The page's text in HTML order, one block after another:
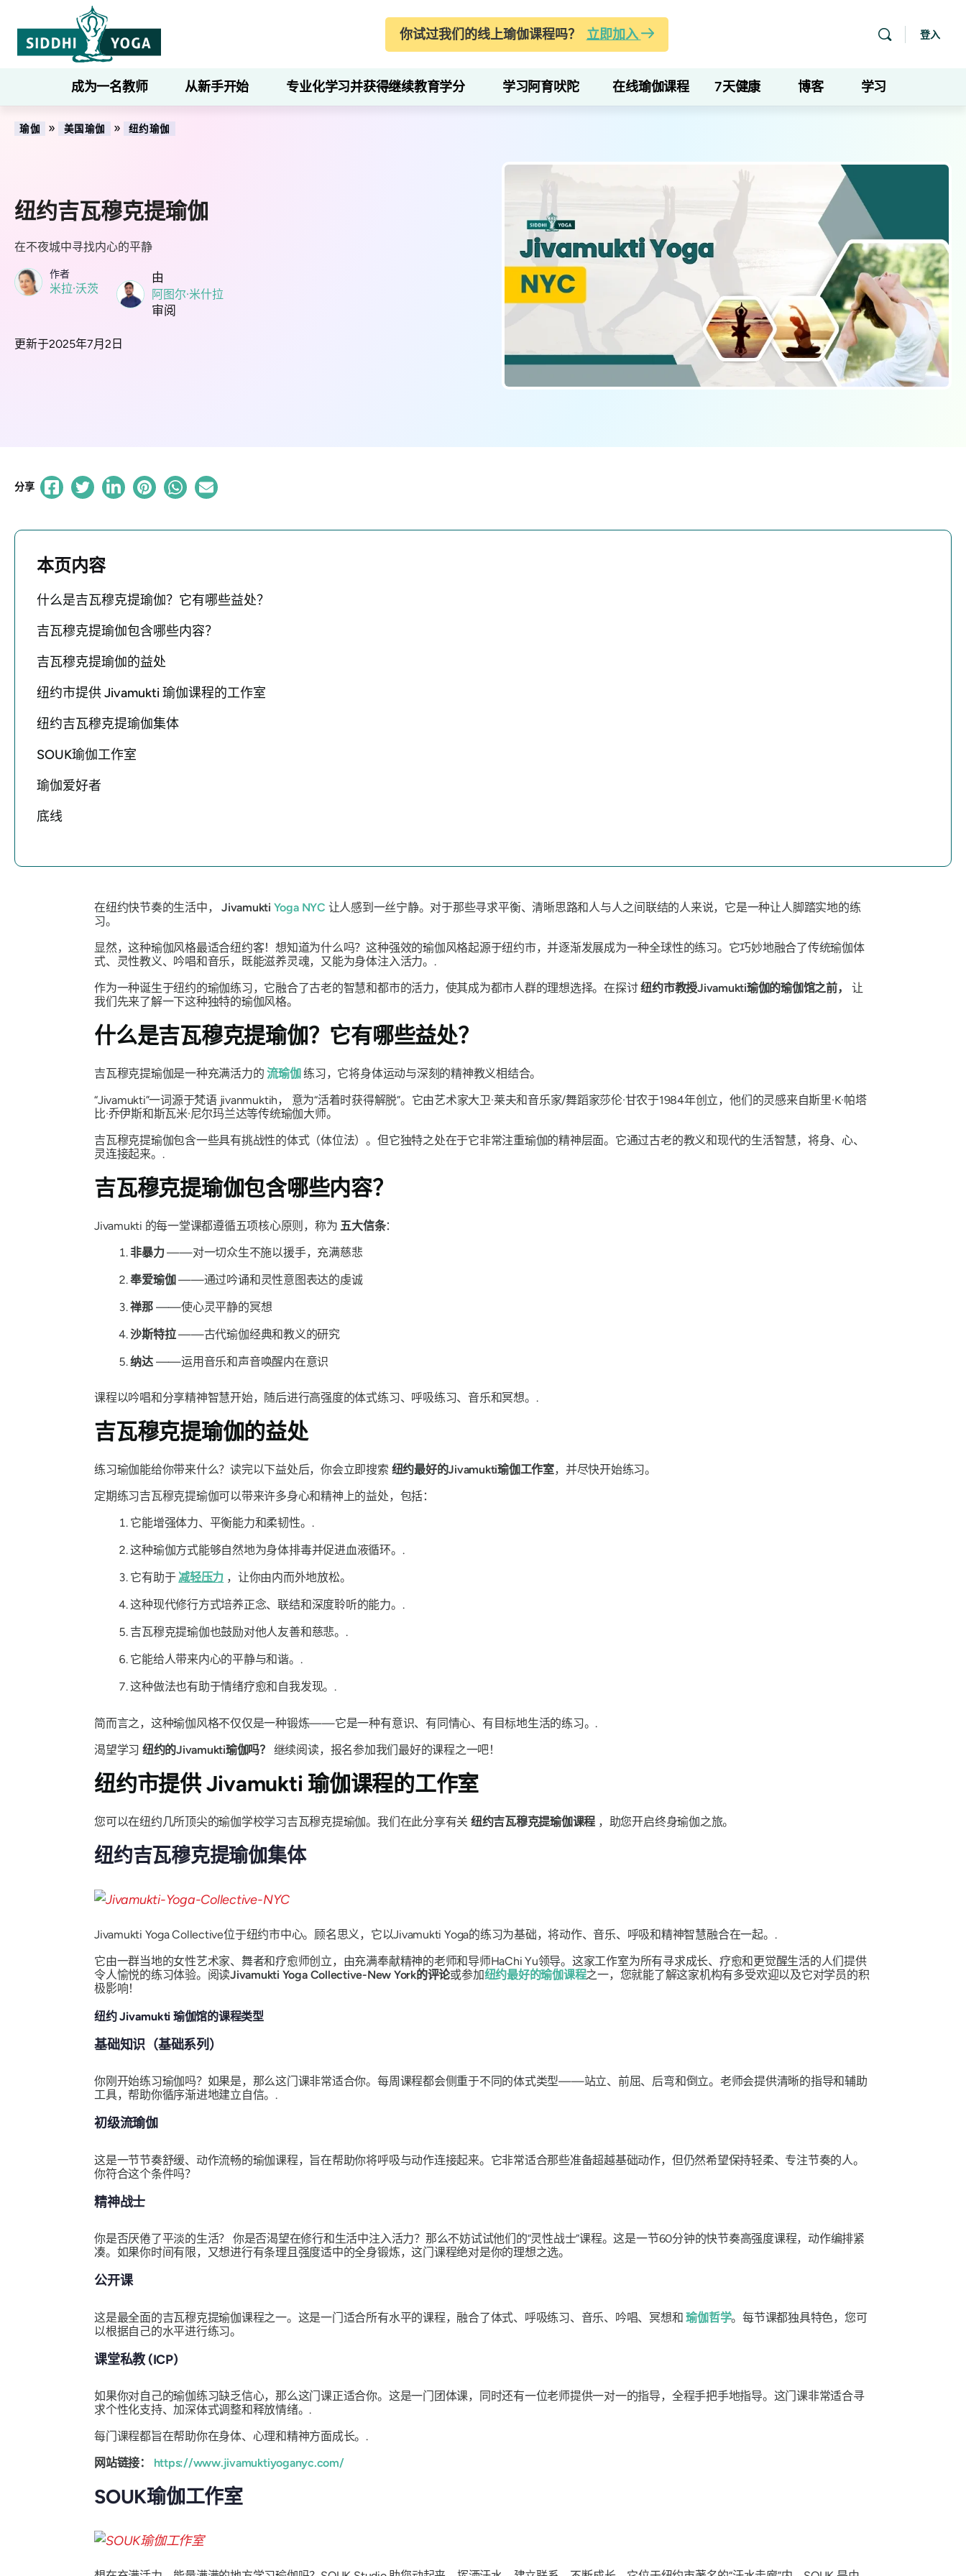
你试过我们的线上瑜伽课程吗？ 立即加入 登入
成为一名教师 从新手开始 专业化学习并获得继续教育学分 学习阿育吠陀 在线瑜伽课程 7天健康 博客 学习
瑜伽 » 美国瑜伽 » 纽约瑜伽
纽约吉瓦穆克提瑜伽
在不夜城中寻找内心的平静
作者
米拉·沃茨
由
阿图尔·米什拉
审阅
更新于2025年7月2日
分享
本页内容
什么是吉瓦穆克提瑜伽？它有哪些益处？
吉瓦穆克提瑜伽包含哪些内容？
吉瓦穆克提瑜伽的益处
纽约市提供 Jivamukti 瑜伽课程的工作室
纽约吉瓦穆克提瑜伽集体
SOUK瑜伽工作室
瑜伽爱好者
底线
在纽约快节奏的生活中，Jivamukti Yoga NYC 让人感到一丝宁静。对于那些寻求平衡、清晰思路和人与人之间联结的人来说，它是一种让人脚踏实地的练
习。
显然，这种瑜伽风格最适合纽约客！想知道为什么吗？这种强效的瑜伽风格起源于纽约市，并逐渐发展成为一种全球性的练习。它巧妙地融合了传统瑜伽体
式、灵性教义、吟唱和音乐，既能滋养灵魂，又能为身体注入活力。.
作为一种诞生于纽约的瑜伽练习，它融合了古老的智慧和都市的活力，使其成为都市人群的理想选择。在探讨纽约市教授Jivamukti瑜伽的瑜伽馆之前， 让
我们先来了解一下这种独特的瑜伽风格。
什么是吉瓦穆克提瑜伽？它有哪些益处？
吉瓦穆克提瑜伽是一种充满活力的流瑜伽练习，它将身体运动与深刻的精神教义相结合。
“Jivamukti”一词源于梵语 jivanmuktih，
意为“活着时获得解脱”。它由艺术家大卫·莱夫和音乐家/舞蹈家莎伦·甘农于1984年创立，他们的灵感来自斯里·K·帕塔
比·乔伊斯和斯瓦米·尼尔玛兰达等传统瑜伽大师。
吉瓦穆克提瑜伽包含一些具有挑战性的体式（体位法）。但它独特之处在于它非常注重瑜伽的精神层面。它通过古老的教义和现代的生活智慧，将身、心、
灵连接起来。.
吉瓦穆克提瑜伽包含哪些内容？
Jivamukti 的每一堂课都遵循五项核心原则，称为 五大信条：
非暴力——对一切众生不施以援手，充满慈悲
奉爱瑜伽——通过吟诵和灵性意图表达的虔诚
禅那——使心灵平静的冥想
沙斯特拉——古代瑜伽经典和教义的研究
纳达——运用音乐和声音唤醒内在意识
课程以吟唱和分享精神智慧开始，随后进行高强度的体式练习、呼吸练习、音乐和冥想。.
吉瓦穆克提瑜伽的益处
练习瑜伽能给你带来什么？读完以下益处后，你会立即搜索 纽约最好的Jivamukti瑜伽工作室，并尽快开始练习。
定期练习吉瓦穆克提瑜伽可以带来许多身心和精神上的益处，包括：
它能增强体力、平衡能力和柔韧性。.
这种瑜伽方式能够自然地为身体排毒并促进血液循环。.
它有助于 减轻压力 ，让你由内而外地放松。
这种现代修行方式培养正念、联结和深度聆听的能力。.
吉瓦穆克提瑜伽也鼓励对他人友善和慈悲。.
它能给人带来内心的平静与和谐。.
这种做法也有助于情绪疗愈和自我发现。.
简而言之，这种瑜伽风格不仅仅是一种锻炼——它是一种有意识、有同情心、有目标地生活的练习。.
渴望学习 纽约的Jivamukti瑜伽吗？ 继续阅读，报名参加我们最好的课程之一吧！
纽约市提供 Jivamukti 瑜伽课程的工作室
您可以在纽约几所顶尖的瑜伽学校学习吉瓦穆克提瑜伽。我们在此分享有关 纽约吉瓦穆克提瑜伽课程 ，助您开启终身瑜伽之旅。
纽约吉瓦穆克提瑜伽集体
Jivamukti Yoga Collective位于纽约市中心。顾名思义，它以Jivamukti Yoga的练习为基础，将动作、音乐、呼吸和精神智慧融合在一起。.
它由一群当地的女性艺术家、舞者和疗愈师创立，由充满奉献精神的老师和导师HaChi Yu领导。这家工作室为所有寻求成长、疗愈和更觉醒生活的人们提供
令人愉悦的练习体验。阅读Jivamukti Yoga Collective-New York的评论或参加纽约最好的瑜伽课程之一，您就能了解这家机构有多受欢迎以及它对学员的积
极影响！
纽约 Jivamukti 瑜伽馆的课程类型
基础知识（基础系列）
你刚开始练习瑜伽吗？如果是，那么这门课非常适合你。每周课程都会侧重于不同的体式类型——站立、前屈、后弯和倒立。老师会提供清晰的指导和辅助
工具，帮助你循序渐进地建立自信。.
初级流瑜伽
这是一节节奏舒缓、动作流畅的瑜伽课程，旨在帮助你将呼吸与动作连接起来。它非常适合那些准备超越基础动作，但仍然希望保持轻柔、专注节奏的人。
你符合这个条件吗？
精神战士
你是否厌倦了平淡的生活？
你是否渴望在修行和生活中注入活力？那么不妨试试他们的“灵性战士”课程。这是一节60分钟的快节奏高强度课程，动作编排紧
凑。如果你时间有限，又想进行有条理且强度适中的全身锻炼，这门课程绝对是你的理想之选。
公开课
这是最全面的吉瓦穆克提瑜伽课程之一。这是一门适合所有水平的课程，融合了体式、呼吸练习、音乐、吟唱、冥想和瑜伽哲学。每节课都独具特色，您可
以根据自己的水平进行练习。
课堂私教 (ICP)
如果你对自己的瑜伽练习缺乏信心，那么这门课正适合你。这是一门团体课，同时还有一位老师提供一对一的指导，全程手把手地指导。这门课非常适合寻
求个性化支持、加深体式调整和释放情绪。.
每门课程都旨在帮助你在身体、心理和精神方面成长。.
网站链接：
https://www.jivamuktiyoganyc.com/
SOUK瑜伽工作室